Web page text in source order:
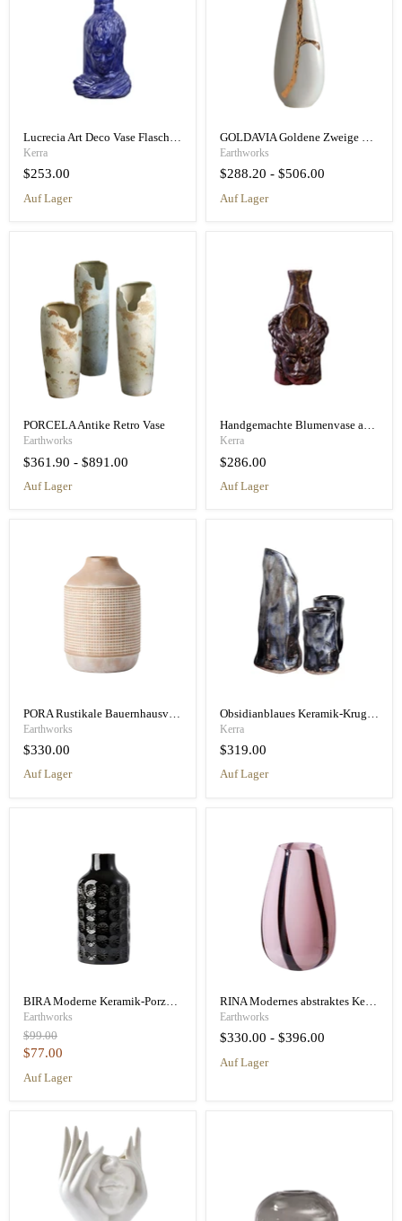
Lucrecia Art Deco Vase Flasche - Vase im antiken Stil handgefertigt
Kerra
$253.00
auf Lager
GOLDAVIA Goldene Zweige Blume
Earthworks
$288.20 - $506.00
auf Lager
PORCELA Antike Retro Vase
Earthworks
$361.90 - $891.00
auf Lager
Handgemachte Blumenvase aus Keramik - Vintage Art Deco Vase
Kerra
$286.00
auf Lager
Earthworks
$330.00
auf Lager
Kerra
$319.00
auf Lager
Earthworks
Ursprünglicher
Preis
$99.00
Aktueller
Preis
$77.00
auf Lager
Earthworks
$330.00 - $396.00
auf Lager